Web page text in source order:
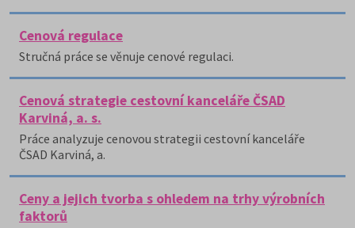
Cenová regulace
Stručná práce se věnuje cenové regulaci.
Cenová strategie cestovní kanceláře ČSAD
Karviná, a. s.
Práce analyzuje cenovou strategii cestovní kanceláře
ČSAD Karviná, a.
Ceny a jejich tvorba s ohledem na trhy výrobních
faktorů